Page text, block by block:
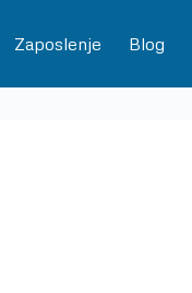
Zaposlenje Blog